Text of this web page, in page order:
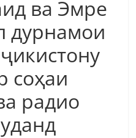
ва Эмре
дурнамои
соҳаи
радио